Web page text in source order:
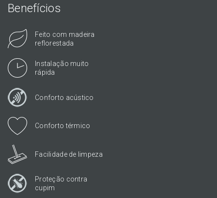
Benefícios
Feito com madeira
reflorestada
Instalação muito
rápida
Conforto acústico
Conforto térmico
Facilidade de limpeza
Proteção contra
cupim